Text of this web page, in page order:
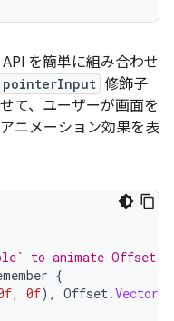
を簡単に組み合わせ
pointerInput 修飾子
て、ユーザーが画面を
ニメーション効果を表
to animate Offset
{
, 0f), Offset.